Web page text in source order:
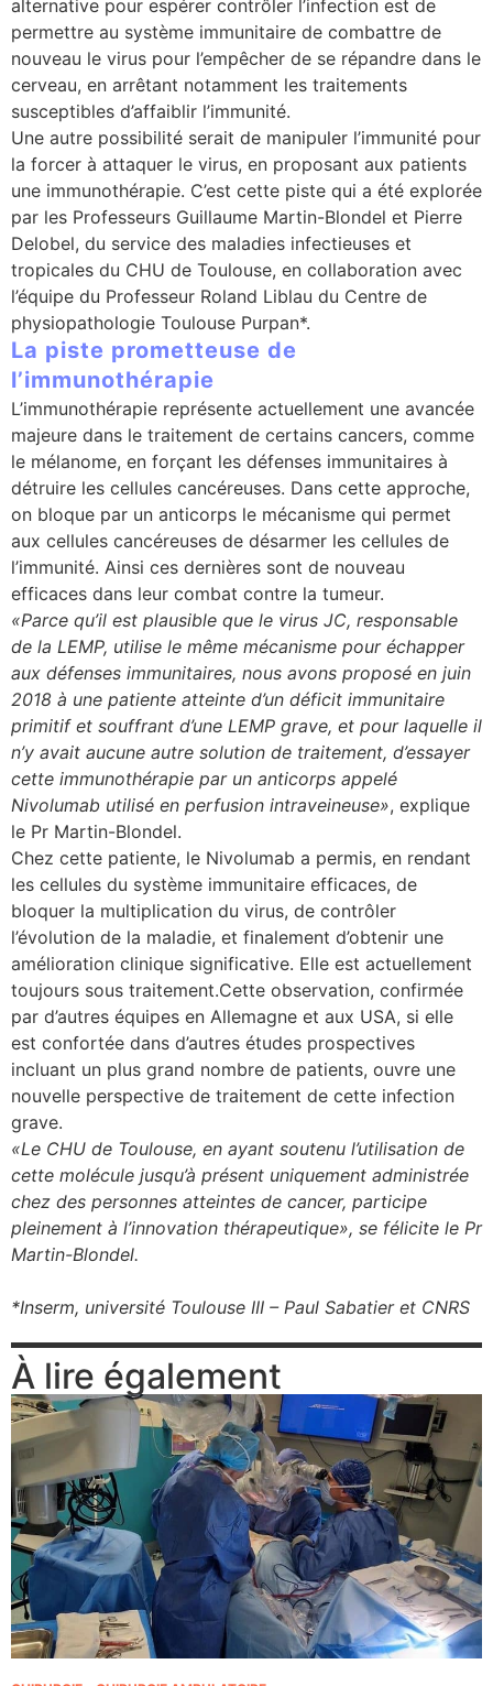
alternative pour espérer contrôler l’infection est de
permettre au système immunitaire de combattre de
nouveau le virus pour l’empêcher de se répandre dans le
cerveau, en arrêtant notamment les traitements
susceptibles d’affaiblir l’immunité.
Une autre possibilité serait de manipuler l’immunité pour
la forcer à attaquer le virus, en proposant aux patients
une immunothérapie. C’est cette piste qui a été explorée
par les Professeurs Guillaume Martin-Blondel et Pierre
Delobel, du service des maladies infectieuses et
tropicales du CHU de Toulouse, en collaboration avec
l’équipe du Professeur Roland Liblau du Centre de
physiopathologie Toulouse Purpan*.
La piste prometteuse de
l’immunothérapie
L’immunothérapie représente actuellement une avancée
majeure dans le traitement de certains cancers, comme
le mélanome, en forçant les défenses immunitaires à
détruire les cellules cancéreuses. Dans cette approche,
on bloque par un anticorps le mécanisme qui permet
aux cellules cancéreuses de désarmer les cellules de
l’immunité. Ainsi ces dernières sont de nouveau
efficaces dans leur combat contre la tumeur.
«Parce qu’il est plausible que le virus JC, responsable
de la LEMP, utilise le même mécanisme pour échapper
aux défenses immunitaires, nous avons proposé en juin
2018 à une patiente atteinte d’un déficit immunitaire
primitif et souffrant d’une LEMP grave, et pour laquelle il
n’y avait aucune autre solution de traitement, d’essayer
cette immunothérapie par un anticorps appelé
Nivolumab utilisé en perfusion intraveineuse», explique
le Pr Martin-Blondel.
Chez cette patiente, le Nivolumab a permis, en rendant
les cellules du système immunitaire efficaces, de
bloquer la multiplication du virus, de contrôler
l’évolution de la maladie, et finalement d’obtenir une
amélioration clinique significative. Elle est actuellement
toujours sous traitement.Cette observation, confirmée
par d’autres équipes en Allemagne et aux USA, si elle
est confortée dans d’autres études prospectives
incluant un plus grand nombre de patients, ouvre une
nouvelle perspective de traitement de cette infection
grave.
«Le CHU de Toulouse, en ayant soutenu l’utilisation de
cette molécule jusqu’à présent uniquement administrée
chez des personnes atteintes de cancer, participe
pleinement à l’innovation thérapeutique», se félicite le Pr
Martin-Blondel.
*Inserm, université Toulouse III – Paul Sabatier et CNRS
À lire également